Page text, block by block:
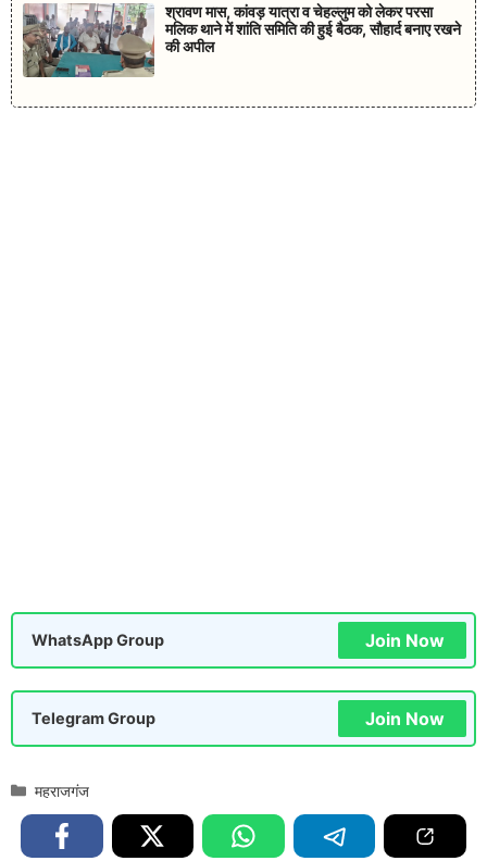
श्रावण मास, कांवड़ यात्रा व चेहल्लुम को लेकर परसा
मलिक थाने में शांति समिति की हुई बैठक, सौहार्द बनाए रखने
की अपील
WhatsApp Group Join Now
Telegram Group Join Now
Categories
महराजगंज